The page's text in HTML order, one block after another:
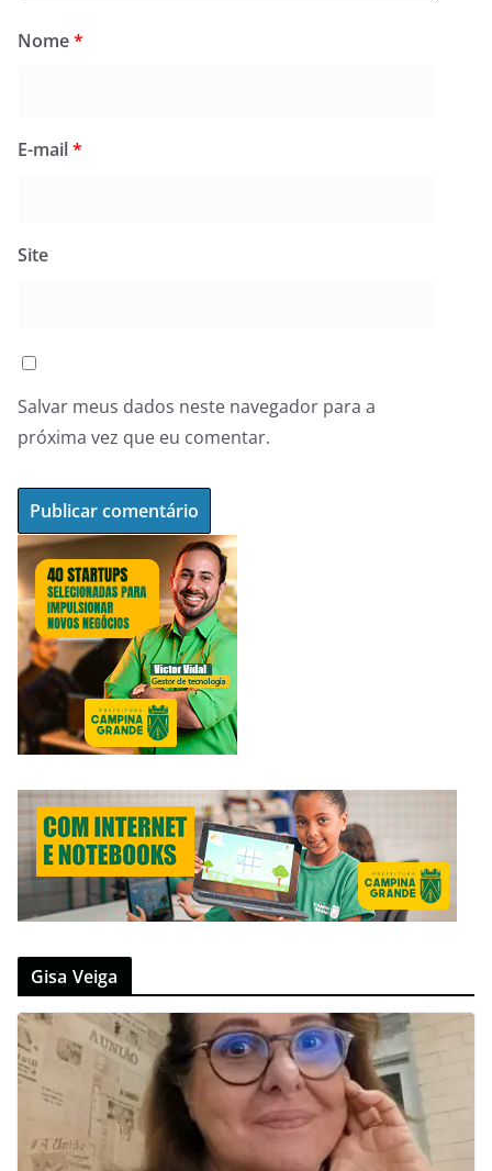
Nome*
E-mail*
Site
Salvar meus dados neste navegador para a
próxima vez que eu comentar.
Gisa Veiga